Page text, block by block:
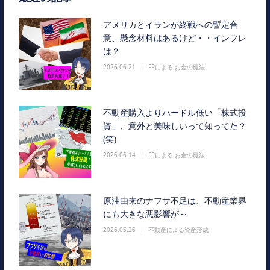
アメリカとイランが終戦への暫定合
意、懸念材料はあるけど・・インフレ
は？
2026.06.21 FPによる お金の魔法
不動産購入よりハードル低い「株式投
資」、意外と美味しいって知ってた？
(笑)
2026.06.14 FPによる お金の魔法
原油由来のナフサ不足は、不動産業界
にも大きな悪影響が～
2026.05.26 不動産による資産形成